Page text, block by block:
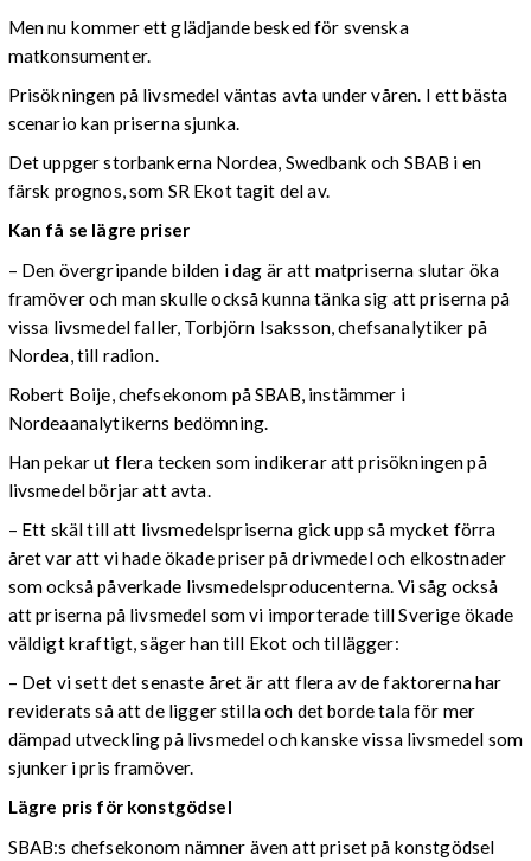
Men nu kommer ett glädjande besked för svenska
matkonsumenter.
Prisökningen på livsmedel väntas avta under våren. I ett bästa
scenario kan priserna sjunka.
Det uppger storbankerna Nordea, Swedbank och SBAB i en
färsk prognos, som SR Ekot tagit del av.
Kan få se lägre priser
– Den övergripande bilden i dag är att matpriserna slutar öka
framöver och man skulle också kunna tänka sig att priserna på
vissa livsmedel faller, Torbjörn Isaksson, chefsanalytiker på
Nordea, till radion.
Robert Boije, chefsekonom på SBAB, instämmer i
Nordeaanalytikerns bedömning.
Han pekar ut flera tecken som indikerar att prisökningen på
livsmedel börjar att avta.
– Ett skäl till att livsmedelspriserna gick upp så mycket förra
året var att vi hade ökade priser på drivmedel och elkostnader
som också påverkade livsmedelsproducenterna. Vi såg också
att priserna på livsmedel som vi importerade till Sverige ökade
väldigt kraftigt, säger han till Ekot och tillägger:
– Det vi sett det senaste året är att flera av de faktorerna har
reviderats så att de ligger stilla och det borde tala för mer
dämpad utveckling på livsmedel och kanske vissa livsmedel som
sjunker i pris framöver.
Lägre pris för konstgödsel
SBAB:s chefsekonom nämner även att priset på konstgödsel